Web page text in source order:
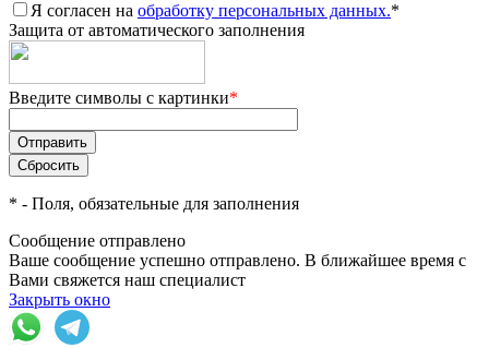
Я согласен на обработку персональных данных.*
Защита от автоматического заполнения
Введите символы с картинки*
* - Поля, обязательные для заполнения
Сообщение отправлено
Ваше сообщение успешно отправлено. В ближайшее время с
Вами свяжется наш специалист
Закрыть окно